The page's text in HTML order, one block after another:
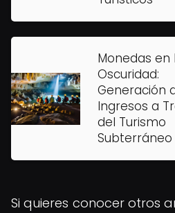
Monedas en
Oscuridad:
Generación
Ingresos a
del Turismo
Subterráneo
Si quieres conocer otros